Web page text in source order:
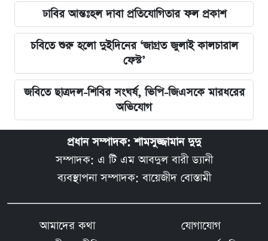
ঢাবির আন্তঃহল দাবা প্রতিযোগিতার ফল প্রকাশ
চবিতে শুরু হলো দুইদিনের ‘জাগ্রত জুলাই কালচারাল
ফেস্ট’
জবিতে ছাত্রদল-শিবির সংঘর্ষ, ভিপি-জিএসকে মারধরের
অভিযোগ
প্রধান সম্পাদক: শামসুজ্জামান দুদু
সম্পাদক: এ টি এম আবদুল বারী ড্যানী
ব্যবস্থাপনা সম্পাদক: বায়েজীদ বোস্তামী
আমাদের কথা
যোগাযোগ